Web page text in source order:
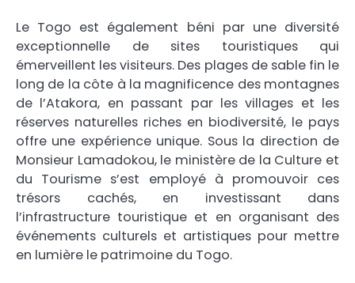
Le Togo est également béni par une diversité
exceptionnelle de sites touristiques qui
émerveillent les visiteurs. Des plages de sable fin le
long de la côte à la magnificence des montagnes
de l’Atakora, en passant par les villages et les
réserves naturelles riches en biodiversité, le pays
offre une expérience unique. Sous la direction de
Monsieur Lamadokou, le ministère de la Culture et
du Tourisme s’est employé à promouvoir ces
trésors cachés, en investissant dans
l’infrastructure touristique et en organisant des
événements culturels et artistiques pour mettre
en lumière le patrimoine du Togo.